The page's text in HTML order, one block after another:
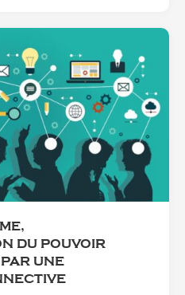
DU POUVOIR
UNE